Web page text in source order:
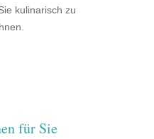
kulinarisch zu
für Sie